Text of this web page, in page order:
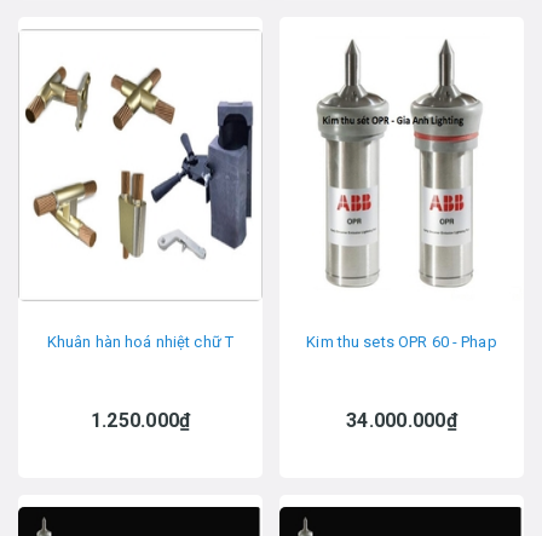
Khuân hàn hoá nhiệt chữ T
1.250.000₫
Kim thu sets OPR 60 - Phap
34.000.000₫